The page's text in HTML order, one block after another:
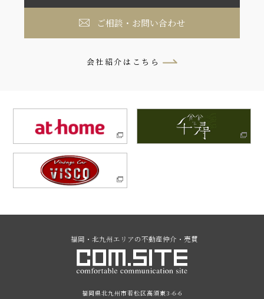
ご相談・お問い合わせ
会社紹介はこちら
福岡・北九州エリアの不動産仲介・売買
福岡県北九州市若松区高須東3-6-6